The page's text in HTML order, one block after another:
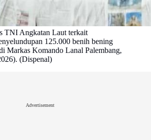
TNI Angkatan Laut terkait
125.000 benih bening
Markas Komando Lanal Palembang,
(Dispenal)
Advertisement